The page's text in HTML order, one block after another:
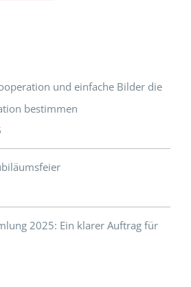
und einfache Bilder die
bestimmen
2025: Ein klarer Auftrag für